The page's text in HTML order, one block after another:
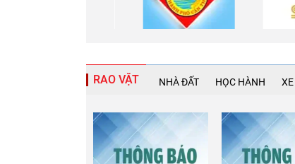
RAO VẶT NHÀ ĐẤT HỌC HÀNH XE